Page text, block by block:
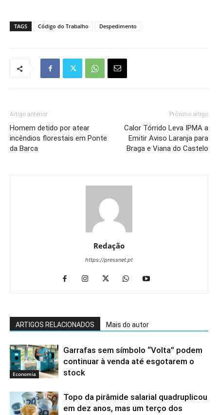
TAGS Código do Trabalho Despedimento
Artigo anterior
Homem detido por atear
incêndios florestais em Ponte
da Barca
Próximo artigo
Calor Tórrido Leva IPMA a
Emitir Aviso Laranja para
Braga e Viana do Castelo
Redação
https://pressnet.pt
ARTIGOS RELACIONADOS Mais do autor
Economia
Garrafas sem símbolo “Volta” podem
continuar à venda até esgotarem o
stock
Topo da pirâmide salarial quadruplicou
em dez anos, mas um terço dos